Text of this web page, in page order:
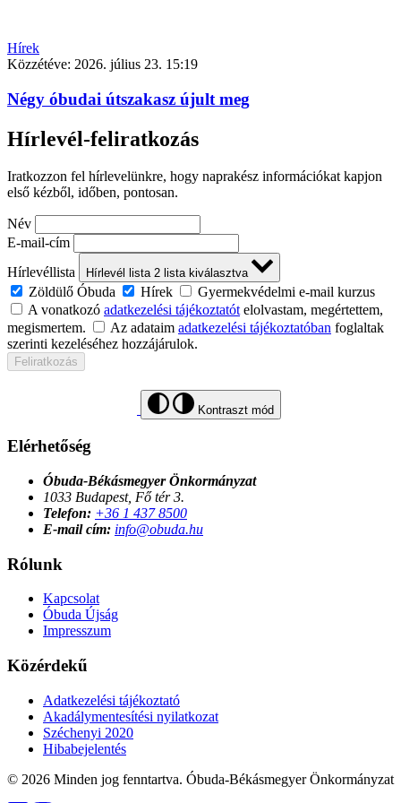
Hírek
Közzétéve: 2026. július 23. 15:19
Négy óbudai útszakasz újult meg
Hírlevél-feliratkozás
Iratkozzon fel hírlevelünkre, hogy naprakész információkat kapjon
első kézből, időben, pontosan.
Név
E-mail-cím
Hírlevéllista
Hírlevél lista 2 lista kiválasztva
Zöldülő Óbuda Hírek
Gyermekvédelmi e-mail kurzus
A vonatkozó adatkezelési tájékoztatótelolvastam, megértettem,
megismertem.
Az adataim adatkezelési tájékoztatóban foglaltak
szerinti kezeléséhez hozzájárulok.
Feliratkozás
Kontraszt mód
Elérhetőség
Óbuda-Békásmegyer Önkormányzat
1033 Budapest, Fő tér 3.
Telefon: +36 1 437 8500
E-mail cím: info@obuda.hu
Rólunk
Kapcsolat
Óbuda Újság
Impresszum
Közérdekű
Adatkezelési tájékoztató
Akadálymentesítési nyilatkozat
Széchenyi 2020
Hibabejelentés
© 2026 Minden jog fenntartva. Óbuda-Békásmegyer Önkormányzat